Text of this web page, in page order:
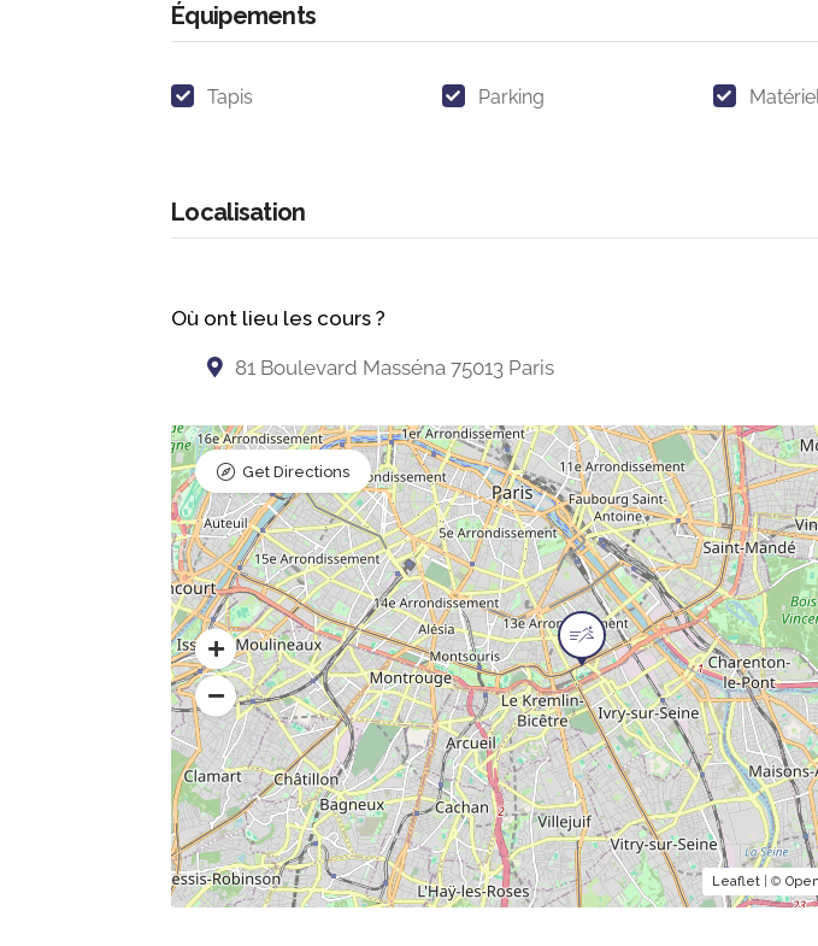
Équipements
Tapis Parking
Localisation
Où ont lieu les cours ?
81 Boulevard Masséna 75013 Paris
Leaflet| ©
Get Directions